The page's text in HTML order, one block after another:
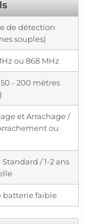
de détection
souples)
ou 868 MHz
- 200 mètres
et Arrachage /
ou
/ 1-2 ans
batterie faible